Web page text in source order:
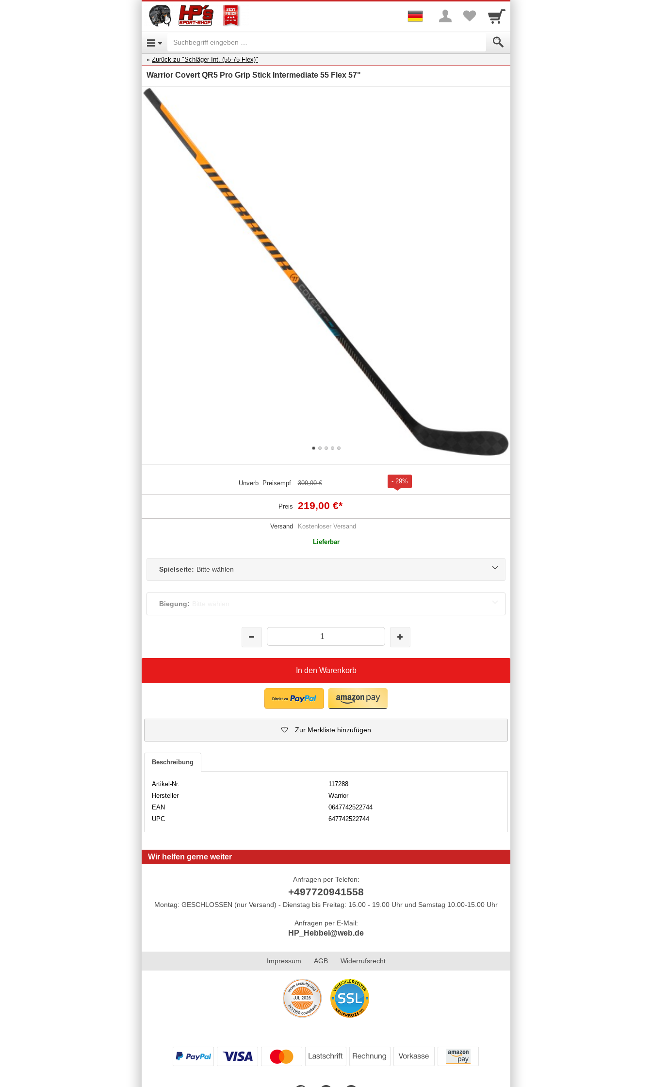
Zurück zu "Schläger Int. (55-75 Flex)"
Warrior Covert QR5 Pro Grip Stick Intermediate 55 Flex 57"
Unverb. Preisempf. 309,90 € - 29%
Preis 219,00 €*
Versand Kostenloser Versand
Lieferbar
Spielseite: Bitte wählen
Biegung:
In den Warenkorb
Zur Merkliste hinzufügen
Beschreibung
Artikel-Nr.
117288
Hersteller
Warrior
EAN
0647742522744
UPC
647742522744
Wir helfen gerne weiter
Anfragen per Telefon:
+497720941558
Montag: GESCHLOSSEN (nur Versand) - Dienstag bis Freitag: 16.00 - 19.00 Uhr und Samstag 10.00-15.00 Uhr
Anfragen per E-Mail:
HP_Hebbel@web.de
Impressum AGB Widerrufsrecht